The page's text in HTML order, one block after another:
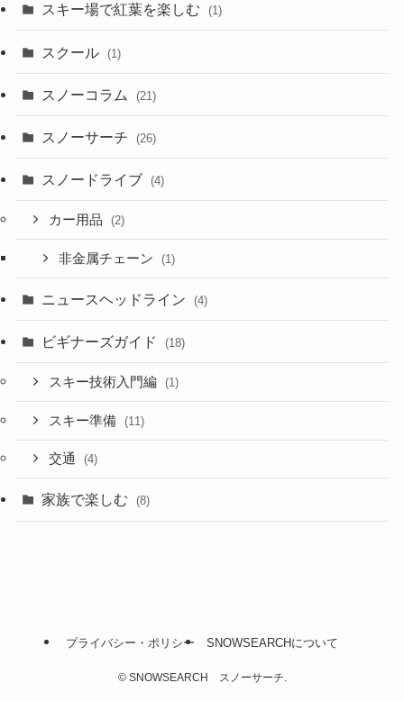
スキー場で紅葉を楽しむ (1)
スクール (1)
スノーコラム (21)
スノーサーチ (26)
スノードライブ (4)
カー用品 (2)
非金属チェーン (1)
ニュースヘッドライン (4)
ビギナーズガイド (18)
スキー技術入門編 (1)
スキー準備 (11)
交通 (4)
家族で楽しむ (8)
プライバシー・ポリシー SNOWSEARCHについて
©SNOWSEARCH スノーサーチ.